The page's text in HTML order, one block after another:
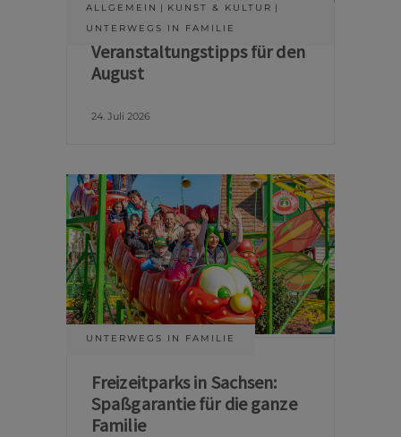
ALLGEMEIN
KUNST & KULTUR
UNTERWEGS IN FAMILIE
Veranstaltungstipps für den
August
24. Juli 2026
UNTERWEGS IN FAMILIE
Freizeitparks in Sachsen:
Spaßgarantie für die ganze
Familie